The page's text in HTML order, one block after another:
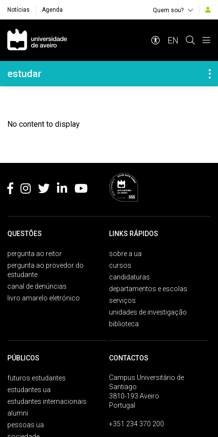
Notícias Agenda Quem sou?
Navegação Principal
EN
Navegação Lateral
estudar
No content to display
QUESTÕES
pergunta ao reitor
pergunta ao provedor do
estudante
canal de denúncias
livro amarelo eletrónico
LINKS RÁPIDOS
sobre a ua
cursos
candidaturas
departamentos e escolas
serviços
unidades de investigação
biblioteca
PÚBLICOS
futuros estudantes
estudantes ua
estudantes internacionais
alumni
pessoas ua
CONTACTOS
Campus Universitário de
Santiago
3810-193 Aveiro
Portugal
+351 234 370 200